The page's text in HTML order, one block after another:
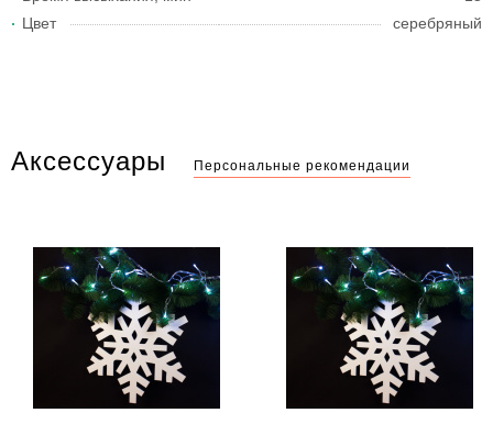
Цвет
серебряный
Аксессуары Персональные рекомендации